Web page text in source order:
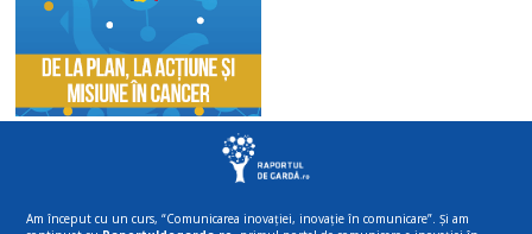
Am început cu un curs, “Comunicarea inovației, inovație în comunicare”. Și am